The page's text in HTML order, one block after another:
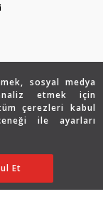
sosyal medya
etmek için
çerezleri kabul
ile ayarları
Düzenle
Et
ALIN
tüm hakları